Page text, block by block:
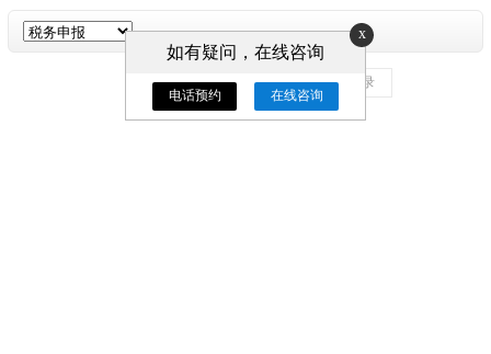
共 0 页/0 条记录
x
如有疑问，在线咨询
电话预约 在线咨询